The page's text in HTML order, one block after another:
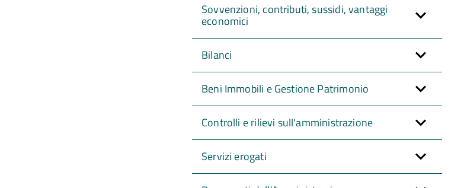
Sovvenzioni, contributi, sussidi, vantaggi
economici
Bilanci
Beni Immobili e Gestione Patrimonio
Controlli e rilievi sull'amministrazione
Servizi erogati